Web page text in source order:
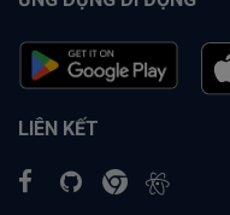
LIÊN KẾT